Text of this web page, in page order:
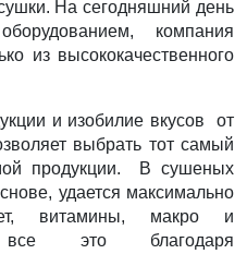
На сегодняшний день
компания
из высококачественного
и изобилие вкусов от
выбрать тот самый
продукции. В сушеных
удается максимально
витамины, макро и
это благодаря